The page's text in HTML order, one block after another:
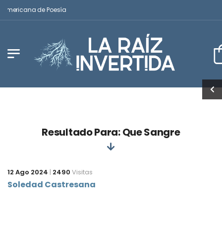
de Poesía
Resultado Para: Que Sangre
12 Ago 2024 | 2490 Visitas
Soledad Castresana